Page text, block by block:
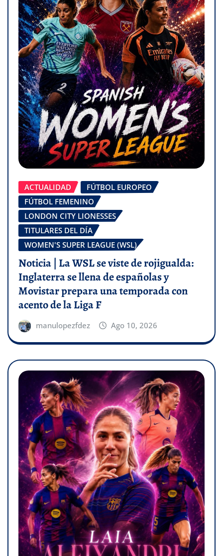
ACTUALIDAD
FÚTBOL EUROPEO
FÚTBOL FEMENINO
LONDON CITY LIONESSES
TITULARES DEL DÍA
WOMEN'S SUPER LEAGUE (WSL)
Noticia | La WSL se viste de rojigualda:
Inglaterra se llena de españolas y
Movistar prepara una temporada con
acento de la Liga F
manulopezfdez Ago 10, 2026